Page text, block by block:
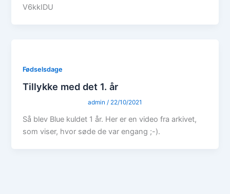
V6kkIDU
Fødselsdage
Tillykke med det 1. år
admin / 22/10/2021
Så blev Blue kuldet 1 år. Her er en video fra arkivet,
som viser, hvor søde de var engang ;-).